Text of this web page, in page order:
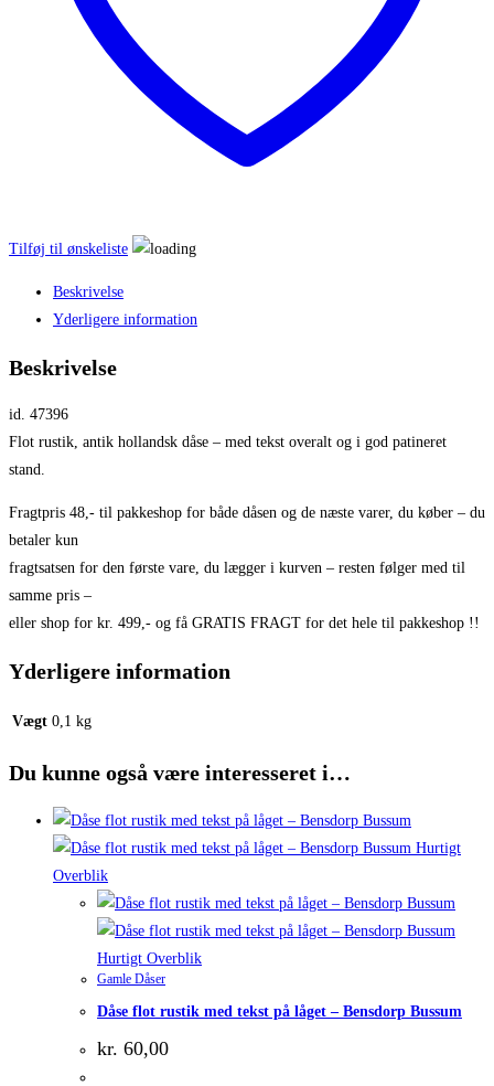
Tilføj til ønskeliste
Beskrivelse
Yderligere information
Beskrivelse
id. 47396
Flot rustik, antik hollandsk dåse – med tekst overalt og i god patineret
stand.
Fragtpris 48,- til pakkeshop for både dåsen og de næste varer, du køber – du
betaler kun
fragtsatsen for den første vare, du lægger i kurven – resten følger med til
samme pris –
eller shop for kr. 499,- og få GRATIS FRAGT for det hele til pakkeshop !!
Yderligere information
Vægt 0,1 kg
Du kunne også være interesseret i…
Hurtigt
Overblik
Hurtigt Overblik
Gamle Dåser
Dåse flot rustik med tekst på låget – Bensdorp Bussum
kr. 60,00